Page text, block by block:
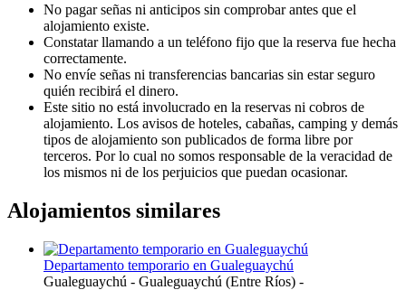
No pagar señas ni anticipos sin comprobar antes que el
alojamiento existe.
Constatar llamando a un teléfono fijo que la reserva fue hecha
correctamente.
No envíe señas ni transferencias bancarias sin estar seguro
quién recibirá el dinero.
Este sitio no está involucrado en la reservas ni cobros de
alojamiento. Los avisos de hoteles, cabañas, camping y demás
tipos de alojamiento son publicados de forma libre por
terceros. Por lo cual no somos responsable de la veracidad de
los mismos ni de los perjuicios que puedan ocasionar.
Alojamientos similares
Departamento temporario en Gualeguaychú
Gualeguaychú - Gualeguaychú (Entre Ríos) -